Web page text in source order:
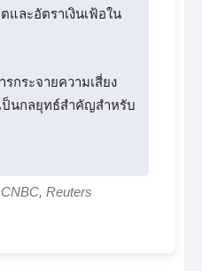
ละอัตราเงินเฟ้อใน
กระจายความเสี่ยง
นกลยุทธ์สำคัญสำหรับ
Reuters